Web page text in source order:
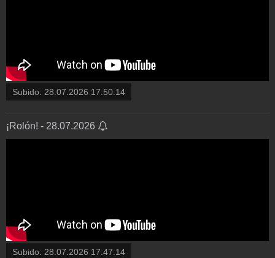
Subido: 28.07.2026 17:50:14
¡Rolón! - 28.07.2026
Subido: 28.07.2026 17:47:14